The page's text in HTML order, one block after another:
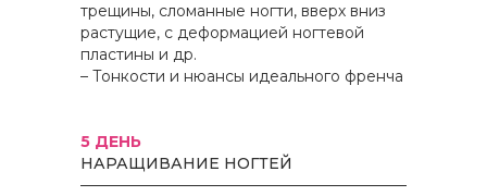
трещины, сломанные ногти, вверх вниз
растущие, с деформацией ногтевой
пластины и др.
– Тонкости и нюансы идеального френча
5 ДЕНЬ
НАРАЩИВАНИЕ НОГТЕЙ